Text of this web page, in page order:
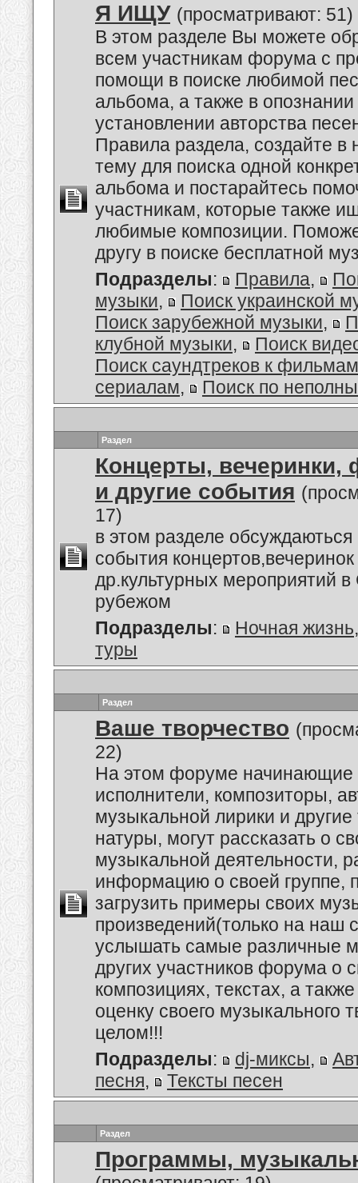
Я ИЩУ (просматривают: 51)
В этом разделе Вы можете
всем участникам форума с
помощи в поиске любимой
альбома, а также в опознании
установлении авторства
Правила раздела, создайте в
тему для поиска одной
альбома и постарайтесь
участникам, которые также
любимые композиции.
другу в поиске бесплатной
Подразделы: Правила,
музыки,
Поиск украинской
Поиск зарубежной музыки,
клубной музыки,
Поиск
Поиск саундтреков к
сериалам, Поиск по
Раздел
Концерты, вечеринки,
и другие события
17)
в этом разделе
события
др.культурных мероприятий
рубежом
Подразделы: Ночная жизнь
туры
Раздел
Ваше творчество
22)
На этом форуме начинающие
исполнители, композиторы,
музыкальной лирики и другие
натуры, могут рассказать о
музыкальной деятельности,
информацию о своей группе,
загрузить примеры своих
произведений(только на наш
услышать самые различные
других участников форума о
композициях, текстах, а
оценку своего музыкального
целом!!!
Подразделы: dj-миксы,
песня, Тексты песен
Раздел
Программы,